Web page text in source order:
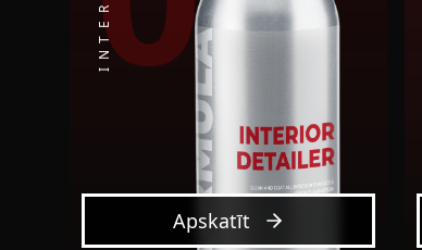
Apskatīt